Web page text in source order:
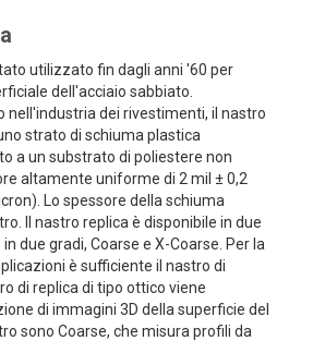
utilizzato fin dagli anni '60 per
dell'acciaio sabbiato.
dei rivestimenti, il nastro
strato di schiuma plastica
a un substrato di poliestere non
altamente uniforme di 2 mil ± 0,2
Lo spessore della schiuma
Il nastro replica è disponibile in due
due gradi, Coarse e X-Coarse. Per la
è sufficiente il nastro di
di replica di tipo ottico viene
di immagini 3D della superficie del
sono Coarse, che misura profili da